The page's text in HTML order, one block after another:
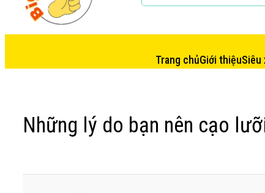
Trang chủGiới thiệuSiêu
Những lý do bạn nên cạo